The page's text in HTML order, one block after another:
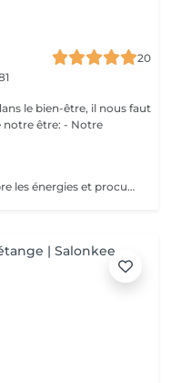
20
le bien-être, il nous faut
être: - Notre
Le Reiki est une méthode qui équilibre les énergies et procure un apaisement physique, psychique et émotionnel. Lors d'une séance de Reiki (Rei signifie esprit-conscience, Ki signifie énergie-sensation), le praticien dirige l'énergie universelle vers les zones du corps qui en ont le plus besoin, faisant en sorte que l'énergie circule uniformément et harmonieusement. Une séance permet : d'apaiser le corps et l'esprit de procurer un sentiment de bien-être d'harmoniser la circulation de l'énergie de favoriser un état de relaxation de soutenir le potentiel de guérison de retrouver un sommeil réparateur retrouver une meilleure circulation sanguine réduire les douleurs physiques réduire le stress Les séances de reiki peuvent être pratiquées à titre préventif, ou en accompagnement des soins médicaux, mais ne peuvent en aucun cas, se substituer aux traitements médicaux. Paiement sur place en espèces.